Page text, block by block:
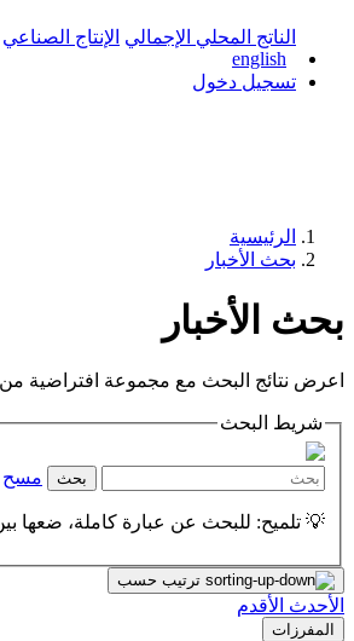
الناتج المحلي الإجمالي الإنتاج الصناعي
english
تسجيل دخول
الرئيسية
بحث الأخبار
بحث الأخبار
اعرض نتائج البحث مع مجموعة افتراضية من
شريط البحث
بحث مسح
💡 تلميح: للبحث عن عبارة كاملة، ضعها
ترتيب حسب
الأحدث الأقدم
المفرزات